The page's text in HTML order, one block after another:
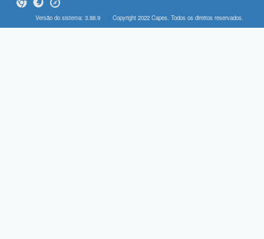
Versão do sistema: 3.88.9 Copyright 2022 Capes. Todos os direitos reservados.